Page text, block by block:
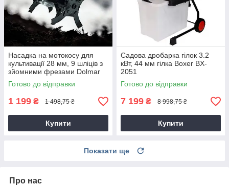
Насадка на мотокосу для
культивації 28 мм, 9 шліців з
зйомними фрезами Dolmar
9T28
Готово до відправки
1 199 ₴ 1 498,75 ₴
Купити
Садова дробарка гілок 3.2
кВт, 44 мм гілка Boxer BX-
2051
Готово до відправки
7 199 ₴ 8 998,75 ₴
Купити
Показати ще
Про нас